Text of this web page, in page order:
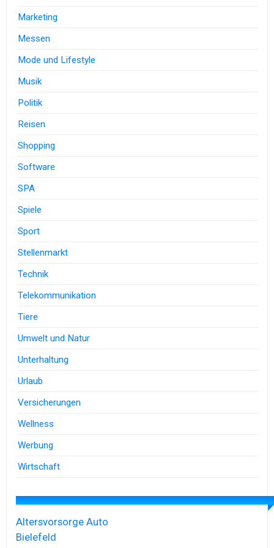
Marketing
Messen
Mode und Lifestyle
Musik
Politik
Reisen
Shopping
Software
SPA
Spiele
Sport
Stellenmarkt
Technik
Telekommunikation
Tiere
Umwelt und Natur
Unterhaltung
Urlaub
Versicherungen
Wellness
Werbung
Wirtschaft
Altersvorsorge Auto
Bielefeld